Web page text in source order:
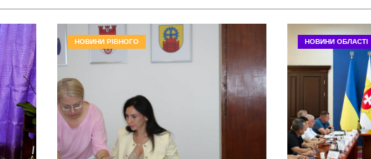
НОВИНИ РІВНОГО НОВИНИ ОБЛАСТІ